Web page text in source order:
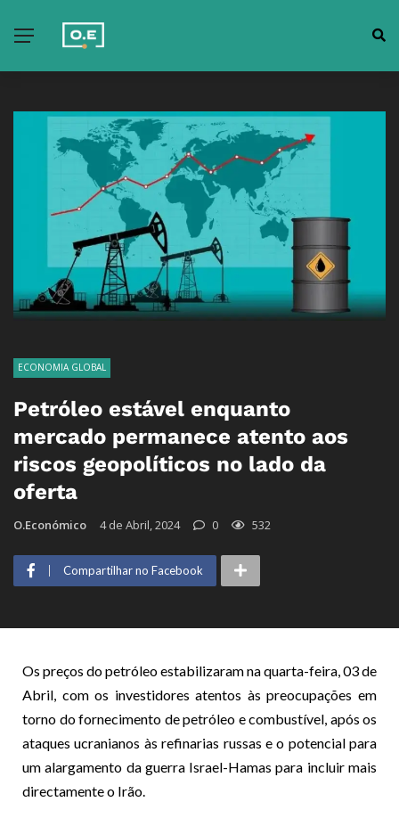
ECONOMIA GLOBAL
Petróleo estável enquanto
mercado permanece atento aos
riscos geopolíticos no lado da
oferta
O.Económico 4 de Abril, 2024 0 532
Compartilhar no Facebook
Os preços do petróleo estabilizaram na quarta-feira, 03 de
Abril, com os investidores atentos às preocupações em
torno do fornecimento de petróleo e combustível, após os
ataques ucranianos às refinarias russas e o potencial para
um alargamento da guerra Israel-Hamas para incluir mais
directamente o Irão.